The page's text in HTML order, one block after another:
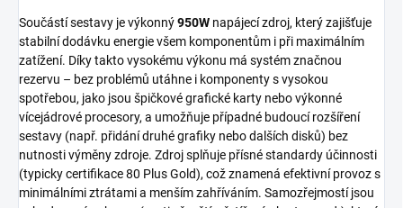
Součástí sestavy je výkonný950W napájecí zdroj, který zajišťuje
stabilní dodávku energie všem komponentům i při maximálním
zatížení. Díky takto vysokému výkonu má systém značnou
rezervu – bez problémů utáhne i komponenty s vysokou
spotřebou, jako jsou špičkové grafické karty nebo výkonné
vícejádrové procesory, a umožňuje případné budoucí rozšíření
sestavy (např. přidání druhé grafiky nebo dalších disků) bez
nutnosti výměny zdroje. Zdroj splňuje přísné standardy účinnosti
(typicky certifikace 80 Plus Gold), což znamená efektivní provoz s
minimálními ztrátami a menším zahříváním. Samozřejmostí jsou